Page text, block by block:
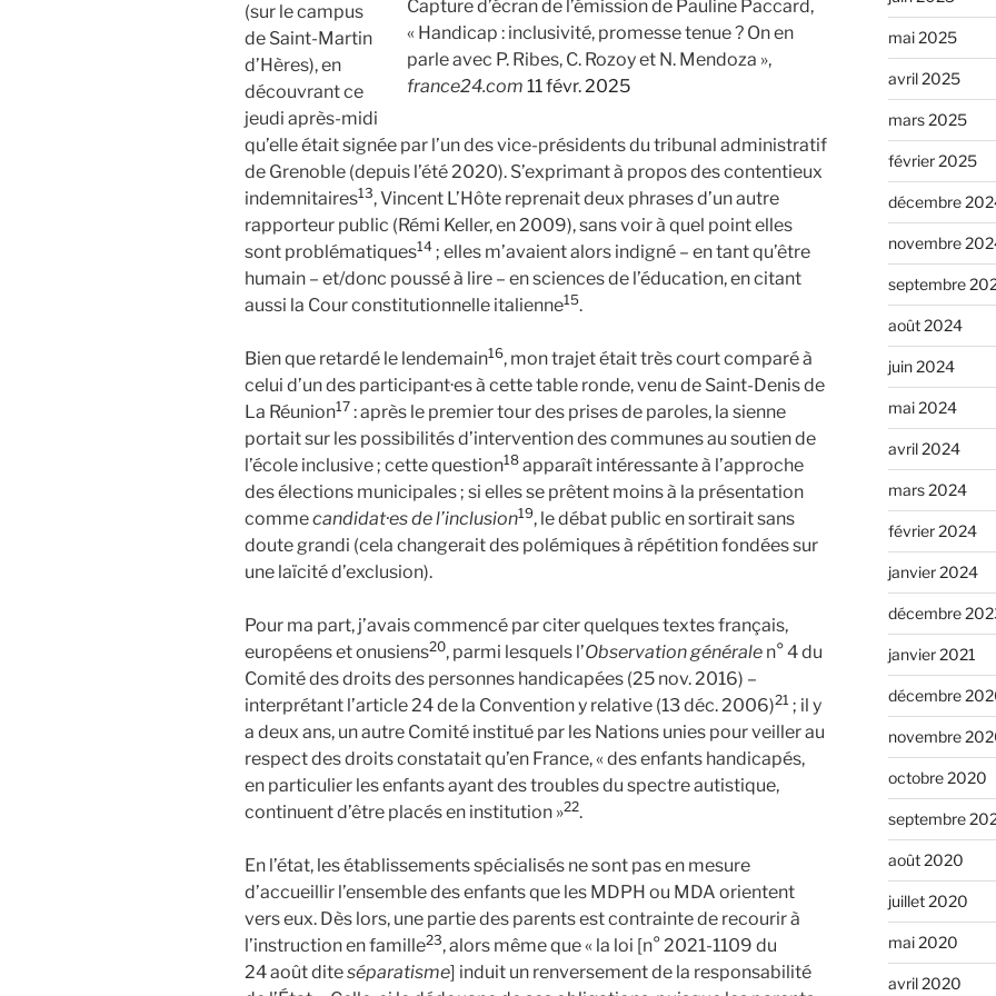
Capture d’écran de l’émission de Pauline Paccard,
« Handicap : inclusivité, promesse tenue ? On en
parle avec P. Ribes, C. Rozoy et N. Mendoza »,
france24.com 11 févr. 2025
(sur le campus
de Saint-Martin
d’Hères), en
découvrant ce
jeudi après-midi
qu’elle était signée par l’un des vice-présidents du tribunal administratif
de Grenoble (depuis l’été 2020). S’exprimant à propos des contentieux
indemnitaires13, Vincent L’Hôte reprenait deux phrases d’un autre
rapporteur public (Rémi Keller, en 2009), sans voir à quel point elles
sont problématiques14 ; elles m’avaient alors indigné – en tant qu’être
humain – et/donc poussé à lire – en sciences de l’éducation, en citant
aussi la Cour constitutionnelle italienne15.
Bien que retardé le lendemain16, mon trajet était très court comparé à
celui d’un des participant·es à cette table ronde, venu de Saint-Denis de
La Réunion17 : après le premier tour des prises de paroles, la sienne
portait sur les possibilités d’intervention des communes au soutien de
l’école inclusive ; cette question18 apparaît intéressante à l’approche
des élections municipales ; si elles se prêtent moins à la présentation
commecandidat·es de l’inclusion19, le débat public en sortirait sans
doute grandi (cela changerait des polémiques à répétition fondées sur
une laïcité d’exclusion).
Pour ma part, j’avais commencé par citer quelques textes français,
européens et onusiens20, parmi lesquels l’Observation générale n° 4 du
Comité des droits des personnes handicapées (25 nov. 2016) –
interprétant l’article 24 de la Convention y relative (13 déc. 2006)21 ; il y
a deux ans, un autre Comité institué par les Nations unies pour veiller au
respect des droits constatait qu’en France, « des enfants handicapés,
en particulier les enfants ayant des troubles du spectre autistique,
continuent d’être placés en institution »22.
En l’état, les établissements spécialisés ne sont pas en mesure
d’accueillir l’ensemble des enfants que les MDPH ou MDA orientent
vers eux. Dès lors, une partie des parents est contrainte de recourir à
l’instruction en famille23, alors même que « la loi [n° 2021-1109 du
24 août diteséparatisme] induit un renversement de la responsabilité
mai 2025
avril 2025
mars 2025
février 2025
décembre
novembre
septembre
août 2024
juin 2024
mai 2024
avril 2024
mars 2024
février 2024
janvier 2024
décembre
janvier 2021
décembre
novembre
octobre 2020
septembre
août 2020
juillet 2020
mai 2020
avril 2020